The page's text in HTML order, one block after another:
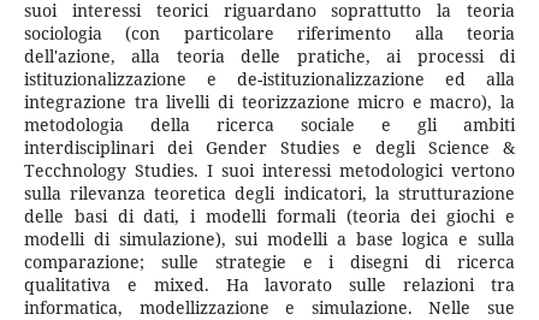
suoi interessi teorici riguardano soprattutto la teoria
sociologia (con particolare riferimento alla teoria
dell'azione, alla teoria delle pratiche, ai processi di
istituzionalizzazione e de-istituzionalizzazione ed alla
integrazione tra livelli di teorizzazione micro e macro), la
metodologia della ricerca sociale e gli ambiti
interdisciplinari dei Gender Studies e degli Science &
Tecchnology Studies. I suoi interessi metodologici vertono
sulla rilevanza teoretica degli indicatori, la strutturazione
delle basi di dati, i modelli formali (teoria dei giochi e
modelli di simulazione), sui modelli a base logica e sulla
comparazione; sulle strategie e i disegni di ricerca
qualitativa e mixed. Ha lavorato sulle relazioni tra
informatica, modellizzazione e simulazione. Nelle sue